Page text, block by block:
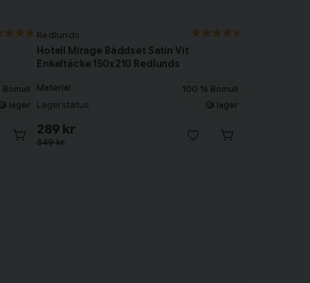
Bomull
I lager
Redlunds
Hotell Mirage Bäddset Satin Vit
Enkeltäcke 150x210 Redlunds
Material 100 % Bomull
Lagerstatus I lager
349 kr
289 kr